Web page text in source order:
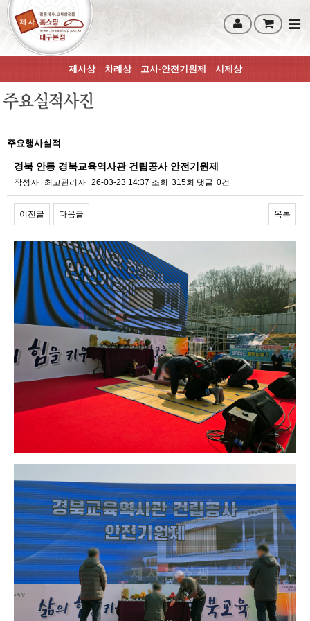
제사상 차례상 고사·안전기원제 시제상
주요행사실적
경북 안동 경북교육역사관 건립공사 안전기원제
작성자 최고관리자 26-03-23 14:37 조회 315회 댓글 0건
이전글 다음글 목록
본문